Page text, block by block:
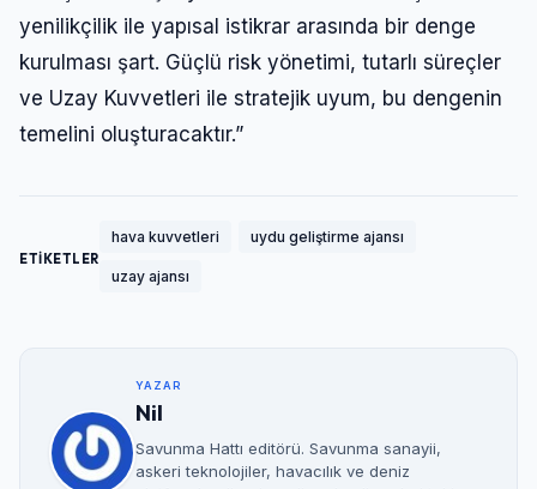
yenilikçilik ile yapısal istikrar arasında bir denge
kurulması şart. Güçlü risk yönetimi, tutarlı süreçler
ve Uzay Kuvvetleri ile stratejik uyum, bu dengenin
temelini oluşturacaktır.”
ETİKETLER
hava kuvvetleri uydu geliştirme ajansı
uzay ajansı
YAZAR
Nil
Savunma Hattı editörü. Savunma sanayii,
askeri teknolojiler, havacılık ve deniz